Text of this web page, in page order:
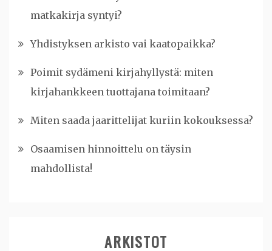
matkakirja syntyi?
Yhdistyksen arkisto vai kaatopaikka?
Poimit sydämeni kirjahyllystä: miten
kirjahankkeen tuottajana toimitaan?
Miten saada jaarittelijat kuriin kokouksessa?
Osaamisen hinnoittelu on täysin
mahdollista!
ARKISTOT